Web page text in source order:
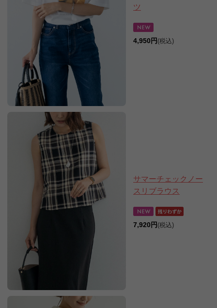
ツ
4,950円 (税込)
サマーチェックノー
スリブラウス
7,920円 (税込)